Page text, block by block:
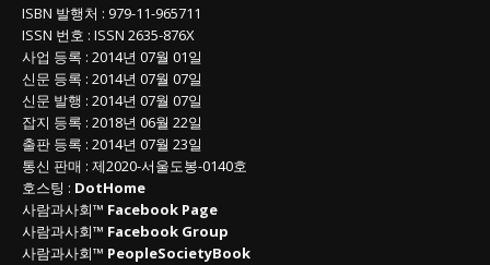
ISBN 발행처 : 979-11-965711
ISSN 번호 : ISSN 2635-876X
사업 등록 : 2014년 07월 01일
신문 등록 : 2014년 07월 07일
신문 발행 : 2014년 07월 07일
잡지 등록 : 2018년 06월 22일
출판 등록 : 2014년 07월 23일
통신 판매 : 제2020-서울도봉-0140호
호스팅 : DotHome
사람과사회™ Facebook Page
사람과사회™ Facebook Group
사람과사회™ PeopleSocietyBook